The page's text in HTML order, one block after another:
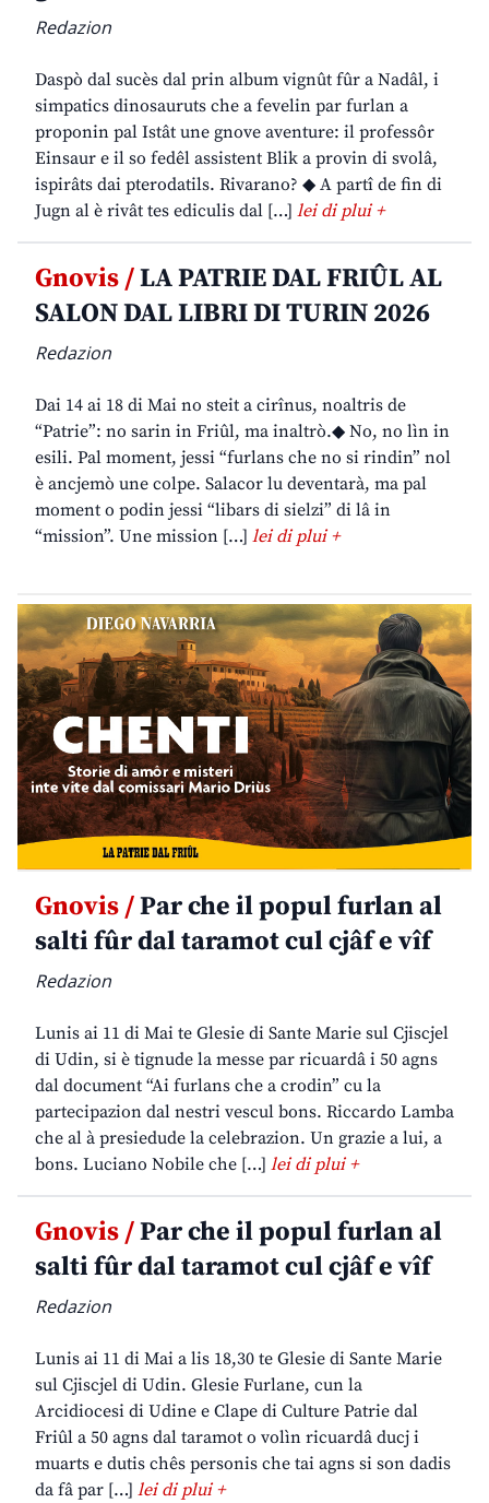
Redazion
Daspò dal sucès dal prin album vignût fûr a Nadâl, i
simpatics dinosauruts che a fevelin par furlan a
proponin pal Istât une gnove aventure: il professôr
Einsaur e il so fedêl assistent Blik a provin di svolâ,
ispirâts dai pterodatils. Rivarano? ◆ A partî de fin di
Jugn al è rivât tes ediculis dal […] lei di plui +
Gnovis /LA PATRIE DAL FRIÛL AL
SALON DAL LIBRI DI TURIN 2026
Redazion
Dai 14 ai 18 di Mai no steit a cirînus, noaltris de
“Patrie”: no sarin in Friûl, ma inaltrò.◆ No, no lìn in
esili. Pal moment, jessi “furlans che no si rindin” nol
è ancjemò une colpe. Salacor lu deventarà, ma pal
moment o podin jessi “libars di sielzi” di lâ in
“mission”. Une mission […] lei di plui +
Gnovis /Par che il popul furlan al
salti fûr dal taramot cul cjâf e vîf
Redazion
Lunis ai 11 di Mai te Glesie di Sante Marie sul Cjiscjel
di Udin, si è tignude la messe par ricuardâ i 50 agns
dal document “Ai furlans che a crodin” cu la
partecipazion dal nestri vescul bons. Riccardo Lamba
che al à presiedude la celebrazion. Un grazie a lui, a
bons. Luciano Nobile che […] lei di plui +
Gnovis /Par che il popul furlan al
salti fûr dal taramot cul cjâf e vîf
Redazion
Lunis ai 11 di Mai a lis 18,30 te Glesie di Sante Marie
sul Cjiscjel di Udin. Glesie Furlane, cun la
Arcidiocesi di Udine e Clape di Culture Patrie dal
Friûl a 50 agns dal taramot o volìn ricuardâ ducj i
muarts e dutis chês personis che tai agns si son dadis
da fâ par […] lei di plui +